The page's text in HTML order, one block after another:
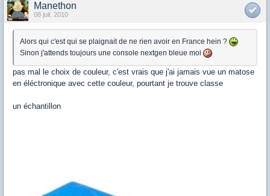
Manethon
08 juil. 2010
Alors qui c'est qui se plaignait de ne rien avoir en France hein ?
Sinon j'attends toujours une console nextgen bleue moi
pas mal le choix de couleur, c'est vrais que j'ai jamais vue un matose
en éléctronique avec cette couleur, pourtant je trouve classe
un échantillon